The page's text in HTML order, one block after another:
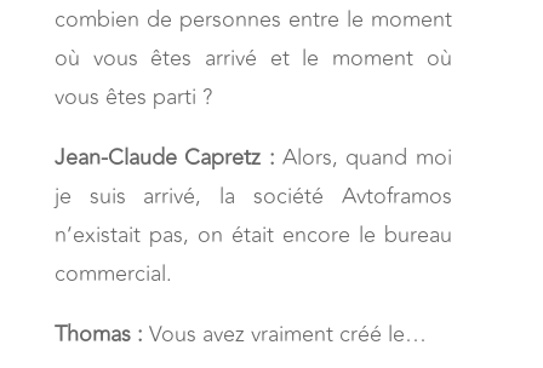
combien de personnes entre le moment
où vous êtes arrivé et le moment où
vous êtes parti ?
Jean-Claude Capretz : Alors, quand moi
je suis arrivé, la société Avtoframos
n’existait pas, on était encore le bureau
commercial.
Thomas : Vous avez vraiment créé le…